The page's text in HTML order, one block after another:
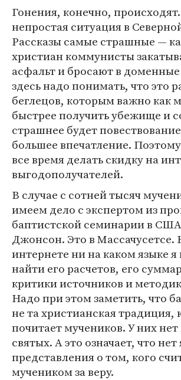
Гонения, конечно,
непростая ситуация в
Рассказы самые страшные —
христиан коммунисты
асфальт и бросают в
здесь надо понимать, что это
беглецов, которым важно как
быстрее получить убежище и
страшнее будет
большее впечатление.
все время делать скидку на
выгодополучателей.
В случае с сотней тысяч
имеем дело с экспертом из
баптистской семинарии в
Джонсон. Это в Массачусетсе.
интернете ни на каком языке я
найти его расчетов, его
критики источников и
Надо при этом заметить, что
не та христианская традиция,
почитает мучеников. У них нет
святых. А это означает, что нет
представления о том, кого
мучеником за веру.